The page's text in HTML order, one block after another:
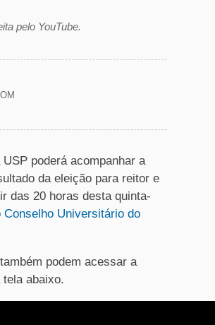
pelo YouTube.
poderá acompanhar a
da eleição para reitor e
das 20 horas desta quinta-
Conselho Universitário do
podem acessar a
abaixo.